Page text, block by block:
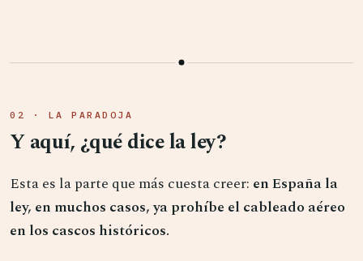
02 · LA PARADOJA
Y aquí, ¿qué dice la ley?
Esta es la parte que más cuesta creer: en España la
ley, en muchos casos, ya prohíbe el cableado aéreo
en los cascos históricos.